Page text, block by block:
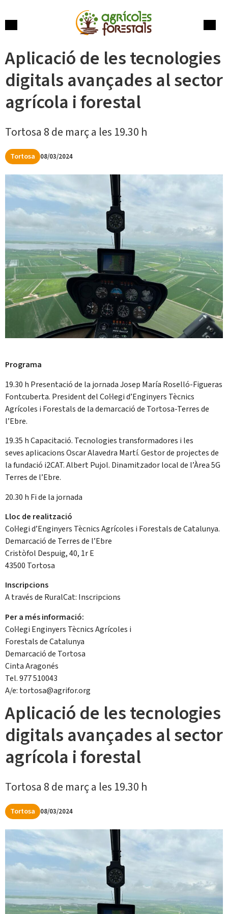
to
content
Aplicació de les tecnologies
digitals avançades al sector
agrícola i forestal
Tortosa 8 de març a les 19.30 h
Tortosa 08/03/2024
Programa
19.30 h Presentació de la jornada Josep María Roselló-Figueras
Fontcuberta. President del Col·legi d’Enginyers Tècnics
Agrícoles i Forestals de la demarcació de Tortosa-Terres de
l’Ebre.
19.35 h Capacitació. Tecnologies transformadores i les
seves aplicacions Oscar Alavedra Martí. Gestor de projectes de
la fundació i2CAT. Albert Pujol. Dinamitzador local de l’Àrea 5G
Terres de l’Ebre.
20.30 h Fi de la jornada
Lloc de realització
Col·legi d’Enginyers Tècnics Agrícoles i Forestals de Catalunya.
Demarcació de Terres de l’Ebre
Cristòfol Despuig, 40, 1r E
43500 Tortosa
Inscripcions
A través de RuralCat: Inscripcions
Per a més informació:
Col·legi Enginyers Tècnics Agrícoles i
Forestals de Catalunya
Demarcació de Tortosa
Cinta Aragonés
Tel. 977 510043
A/e: tortosa@agrifor.org
Aplicació de les tecnologies
digitals avançades al sector
agrícola i forestal
Tortosa 8 de març a les 19.30 h
Tortosa 08/03/2024